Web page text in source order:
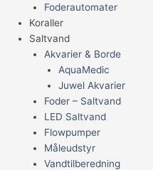
Foderautomater
Koraller
Saltvand
Akvarier & Borde
AquaMedic
Juwel Akvarier
Foder – Saltvand
LED Saltvand
Flowpumper
Måleudstyr
Vandtilberedning